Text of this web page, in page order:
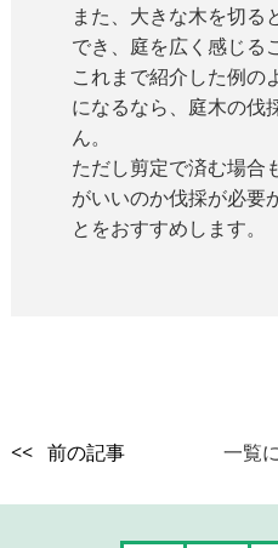
また、大きな木を切る
でき、庭を広く感じる
これまで紹介した例の
になるなら、庭木の伐
ん。
ただし剪定で済む場合
がいいのか伐採が必要
とをおすすめします。
<< 前の記事 一覧